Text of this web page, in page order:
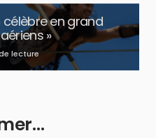
célèbre en grand
»
lecture